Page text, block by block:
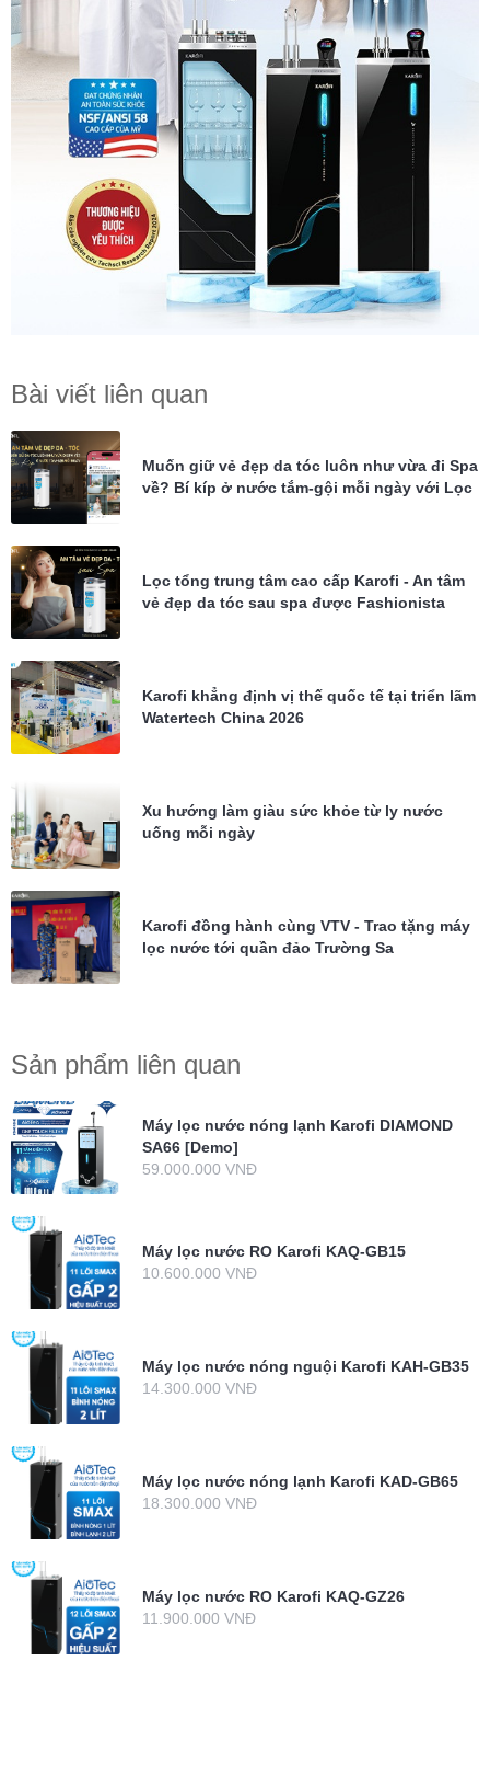
Bài viết liên quan
Muốn giữ vẻ đẹp da tóc luôn như vừa đi Spa
về? Bí kíp ở nước tắm-gội mỗi ngày với Lọc
Lọc tổng trung tâm cao cấp Karofi - An tâm
vẻ đẹp da tóc sau spa được Fashionista
Karofi khẳng định vị thế quốc tế tại triển lãm
Watertech China 2026
Xu hướng làm giàu sức khỏe từ ly nước
uống mỗi ngày
Karofi đồng hành cùng VTV - Trao tặng máy
lọc nước tới quần đảo Trường Sa
Sản phẩm liên quan
Máy lọc nước nóng lạnh Karofi DIAMOND
SA66 [Demo]
59.000.000 VNĐ
Máy lọc nước RO Karofi KAQ-GB15
10.600.000 VNĐ
Máy lọc nước nóng nguội Karofi KAH-GB35
14.300.000 VNĐ
Máy lọc nước nóng lạnh Karofi KAD-GB65
18.300.000 VNĐ
Máy lọc nước RO Karofi KAQ-GZ26
11.900.000 VNĐ